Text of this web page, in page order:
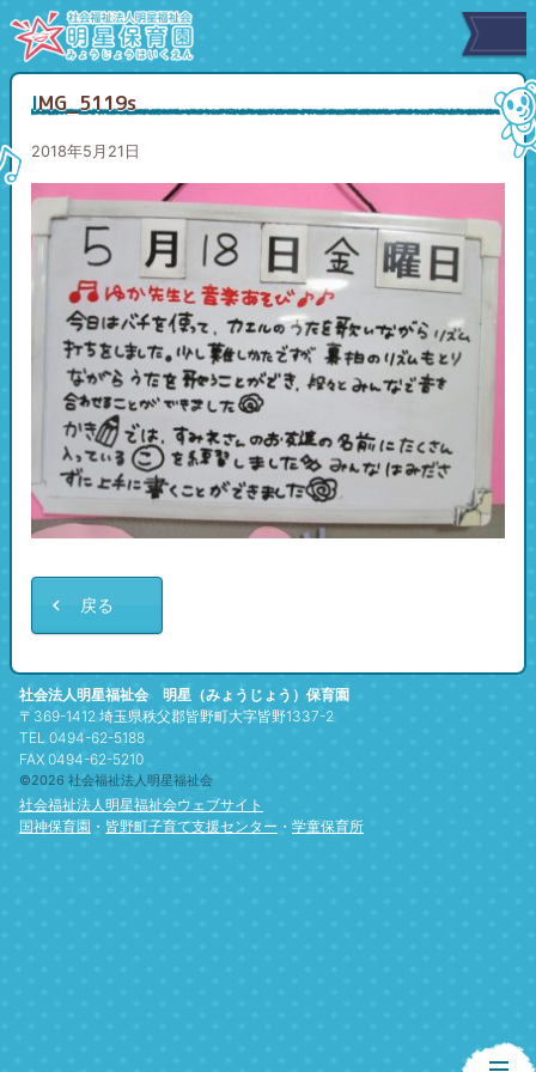
IMG_5119s
2018年5月21日
戻る
社会法人明星福祉会 明星（みょうじょう）保育園
〒369-1412 埼玉県秩父郡皆野町大字皆野1337-2
TEL 0494-62-5188
FAX 0494-62-5210
©2026 社会福祉法人明星福祉会
社会福祉法人明星福祉会ウェブサイト
国神保育園 ・ 皆野町子育て支援センター ・ 学童保育所